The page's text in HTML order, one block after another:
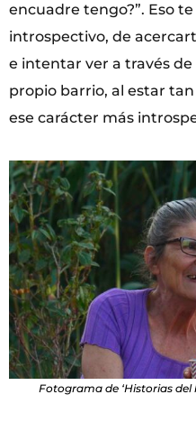
encuadre tengo?”. Eso
introspectivo, de
e intentar ver a través de
propio barrio, al estar
ese carácter más
Fotograma de ‘Historias del